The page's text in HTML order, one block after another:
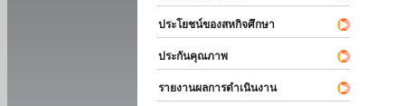
ประโยชน์ของสหกิจศึกษา
ประกันคุณภาพ
รายงานผลการดำเนินงาน